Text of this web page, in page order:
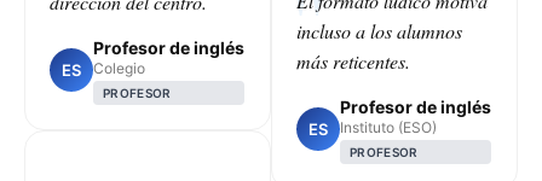
ES
Profesor de inglés
Colegio
PROFESOR
incluso a los alumnos
más reticentes.
ES
Profesor de inglés
Instituto (ESO)
PROFESOR